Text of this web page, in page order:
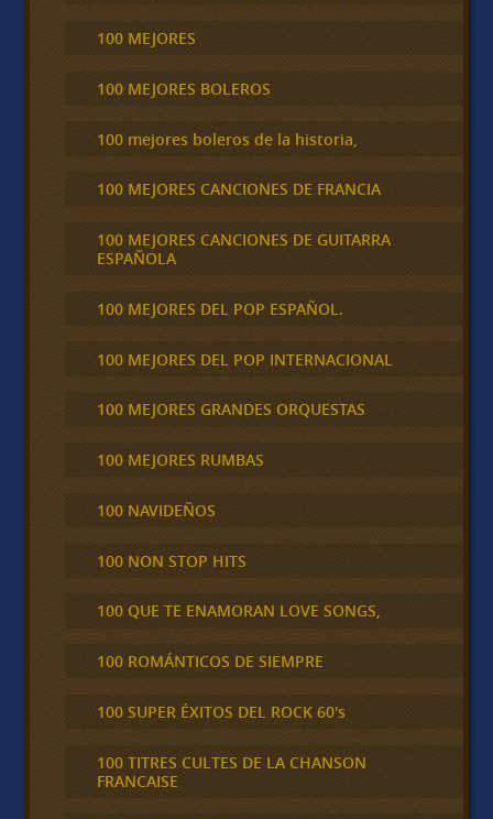
100 MEJORES
100 MEJORES BOLEROS
100 mejores boleros de la historia,
100 MEJORES CANCIONES DE FRANCIA
100 MEJORES CANCIONES DE GUITARRA
ESPAÑOLA
100 MEJORES DEL POP ESPAÑOL.
100 MEJORES DEL POP INTERNACIONAL
100 MEJORES GRANDES ORQUESTAS
100 MEJORES RUMBAS
100 NAVIDEÑOS
100 NON STOP HITS
100 QUE TE ENAMORAN LOVE SONGS,
100 ROMÁNTICOS DE SIEMPRE
100 SUPER ÉXITOS DEL ROCK 60's
100 TITRES CULTES DE LA CHANSON
FRANCAISE